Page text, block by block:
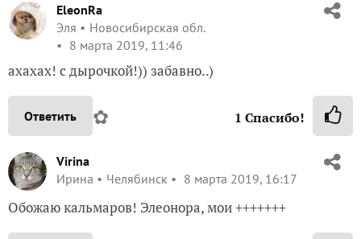
EleonRa
Эля
Новосибирская обл.
8 марта 2019, 11:46
ахахах! с дырочкой!)) забавно..)
Ответить ✿ 1 Спасибо!
Virina
Ирина
Челябинск 8 марта 2019, 16:17
Обожаю кальмаров! Элеонора, мои +++++++